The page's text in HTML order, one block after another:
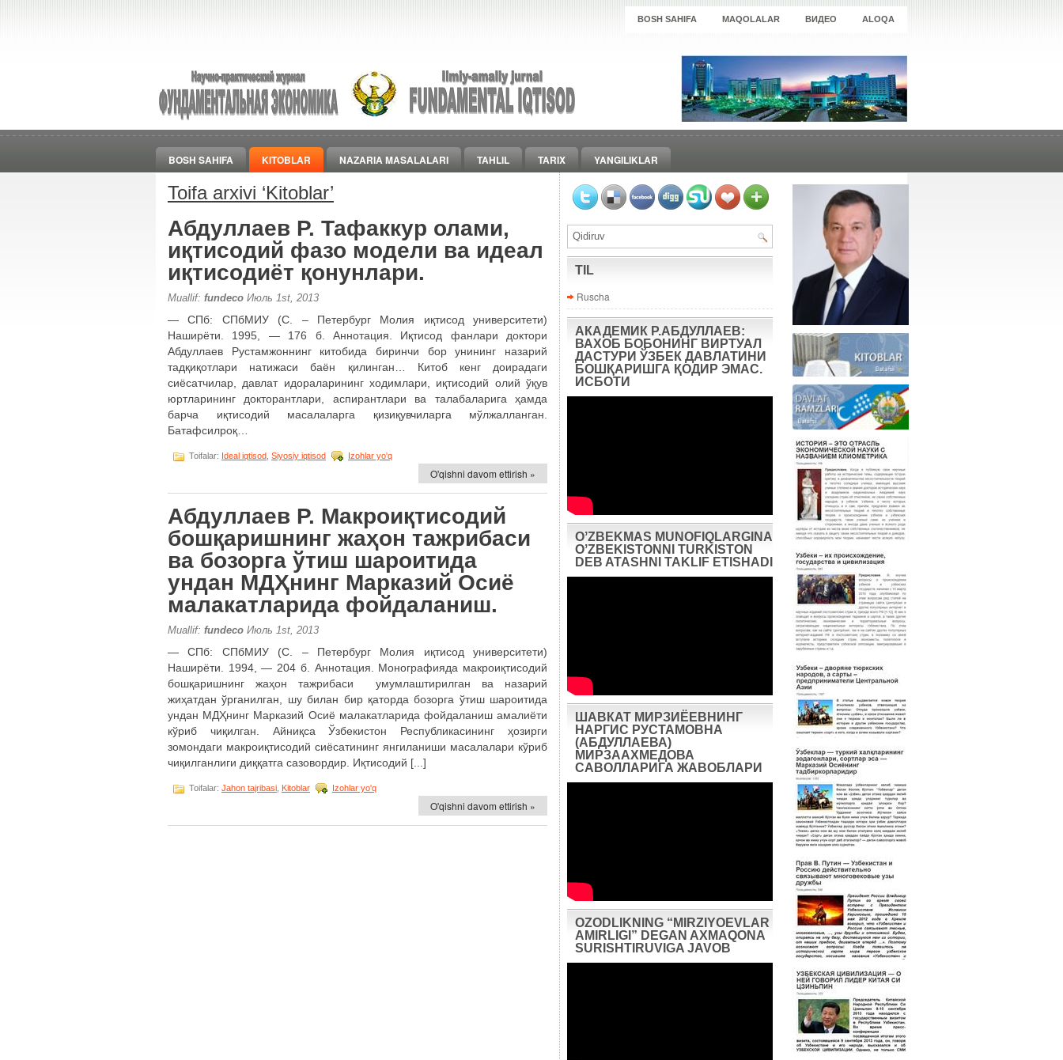
BOSH SAHIFA MAQOLALAR ВИДЕО ALOQA
BOSH SAHIFA KITOBLAR NAZARIA MASALALARI TAHLIL TARIX YANGILIKLAR
Toifa arxivi ‘Kitoblar’
Абдуллаев Р. Тафаккур олами,
иқтисодий фазо модели ва идеал
иқтисодиёт қонунлари.
Muallif: fundeco Июль 1st, 2013
― СПб: СПбМИУ (С. – Петербург Молия иқтисод университети)
Наширёти. 1995, ― 176 б. Аннотация. Иқтисод фанлари доктори
Абдуллаев Рустамжоннинг китобида биринчи бор унининг назарий
тадқиқотлари натижаси баён қилинган… Китоб кенг доирадаги
сиёсатчилар, давлат идораларининг ходимлари, иқтисодий олий ўқув
юртларининг докторантлари, аспирантлари ва талабаларига ҳамда
барча иқтисодий масалаларга қизиқувчиларга мўлжалланган.
Батафсилроқ…
Toifalar: Ideal iqtisod Siyosiy iqtisod Izohlar yo'q
O'qishni davom ettirish »
Абдуллаев Р. Макроиқтисодий
бошқаришнинг жаҳон тажрибаси
ва бозорга ўтиш шароитида
ундан МДҲнинг Марказий Осиё
малакатларида фойдаланиш.
Muallif: fundeco Июль 1st, 2013
― СПб: СПбМИУ (С. – Петербург Молия иқтисод университети)
Наширёти. 1994, ― 204 б. Аннотация. Монографияда макроиқтисодий
бошқаришнинг жаҳон тажрибаси умумлаштирилган ва назарий
жиҳатдан ўрганилган, шу билан бир қаторда бозорга ўтиш шароитида
ундан МДҲнинг Марказий Осиё малакатларида фойдаланиш амалиёти
кўриб чиқилган. Айниқса Ўзбекистон Республикасининг ҳозирги
зомондаги макроиқтисодий сиёсатининг янгиланиши масалалари кўриб
чиқилганлиги диққатга сазовордир. Иқтисодий [...]
Toifalar: Jahon tajribasi Kitoblar Izohlar yo'q
O'qishni davom ettirish »
TIL
Ruscha
АКАДЕМИК Р.АБДУЛЛАЕВ:
ВАХОБ БОБОНИНГ ВИРТУАЛ
ДАСТУРИ ЎЗБЕК ДАВЛАТИНИ
БОШҚАРИШГА ҚОДИР ЭМАС.
ИСБОТИ
OʼZBEKMAS MUNOFIQLARGINA
OʼZBEKISTONNI TURKISTON
DEB ATASHNI TAKLIF ETISHADI
ШАВКАТ МИРЗИЁЕВНИНГ
НАРГИС РУСТАМОВНА
(АБДУЛЛАЕВА)
МИРЗААХМЕДОВА
САВОЛЛАРИГА ЖАВОБЛАРИ
OZODLIKNING “MIRZIYOEVLAR
AMIRLIGI” DEGAN AXMAQONA
SURISHTIRUVIGA JAVOB